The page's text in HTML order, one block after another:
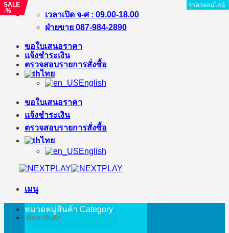
ข้าม
เนื้อหา
เวลาเปิด จ-ศ : 09.00-18.00
ฝ่ายขาย 087-984-2890
ขอใบเสนอราคา
แจ้งชำระเงิน
ตรวจสอบรายการสั่งซื้อ
ไทย
English
ขอใบเสนอราคา
แจ้งชำระเงิน
ตรวจสอบรายการสั่งซื้อ
ไทย
English
เมนู
ค้นหา:
หมวดหมู่สินค้า Category
ราคาออนไลน์
ราคาออนไลน์
SALE
-%
ราคาออนไลน์
ราคาออนไลน์
ราคาออนไลน์
SALE
-%
ราคาออนไลน์
ราคาออนไลน์
ราคาออนไลน์
ราคาออนไลน์